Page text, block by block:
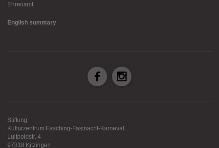
Ehrenamt
English summary
Stiftung
Kulturzentrum Fasching-Fastnacht-Karneval
Luitpoldstr. 4
97318 Kitzingen